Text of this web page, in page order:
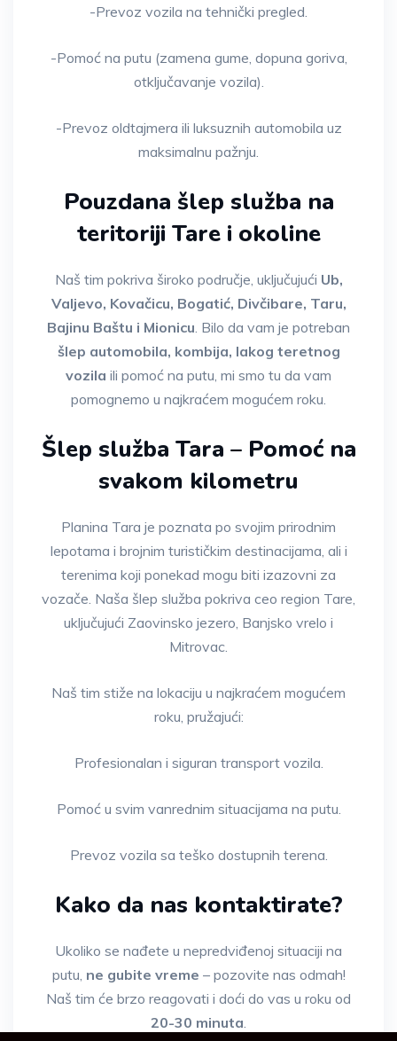
-Prevoz vozila na tehnički pregled.
-Pomoć na putu (zamena gume, dopuna goriva,
otključavanje vozila).
-Prevoz oldtajmera ili luksuznih automobila uz
maksimalnu pažnju.
Pouzdana šlep služba na
teritoriji Tare i okoline
Naš tim pokriva široko područje, uključujući Ub,
Valjevo, Kovačicu, Bogatić, Divčibare, Taru,
Bajinu Baštu i Mionicu. Bilo da vam je potreban
šlep automobila, kombija, lakog teretnog
vozila ili pomoć na putu, mi smo tu da vam
pomognemo u najkraćem mogućem roku.
Šlep služba Tara – Pomoć na
svakom kilometru
Planina Tara je poznata po svojim prirodnim
lepotama i brojnim turističkim destinacijama, ali i
terenima koji ponekad mogu biti izazovni za
vozače. Naša šlep služba pokriva ceo region Tare,
uključujući Zaovinsko jezero, Banjsko vrelo i
Mitrovac.
Naš tim stiže na lokaciju u najkraćem mogućem
roku, pružajući:
Profesionalan i siguran transport vozila.
Pomoć u svim vanrednim situacijama na putu.
Prevoz vozila sa teško dostupnih terena.
Kako da nas kontaktirate?
Ukoliko se nađete u nepredviđenoj situaciji na
putu, ne gubite vreme – pozovite nas odmah!
Naš tim će brzo reagovati i doći do vas u roku od
20-30 minuta.